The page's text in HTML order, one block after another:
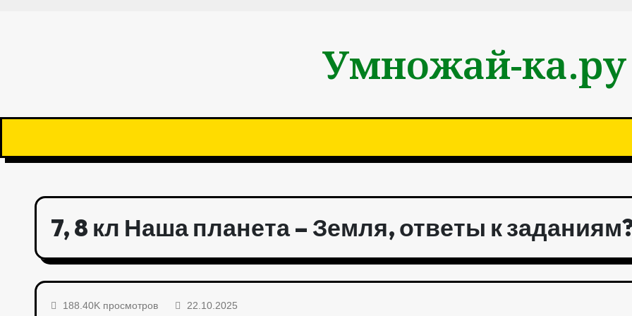
Умножай-ка.ру
7, 8 кл Наша планета – Земля, ответы к
188.40K просмотров 22.10.2025